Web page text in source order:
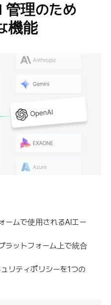
管理のため
機能
ームで使用されるAIエー
ラットフォーム上で統合
リティポリシーを1つの